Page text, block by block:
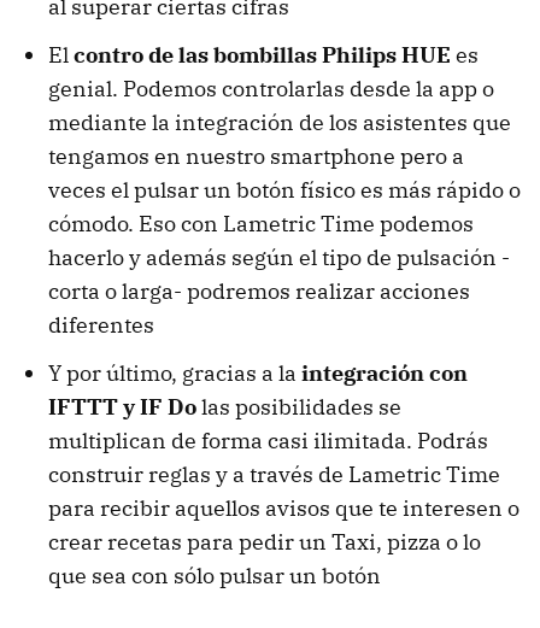
al superar ciertas cifras
Elcontro de las bombillas Philips HUE es
genial. Podemos controlarlas desde la app o
mediante la integración de los asistentes que
tengamos en nuestro smartphone pero a
veces el pulsar un botón físico es más rápido o
cómodo. Eso con Lametric Time podemos
hacerlo y además según el tipo de pulsación -
corta o larga- podremos realizar acciones
diferentes
Y por último, gracias a la integración con
IFTTT y IF Dolas posibilidades se
multiplican de forma casi ilimitada. Podrás
construir reglas y a través de Lametric Time
para recibir aquellos avisos que te interesen o
crear recetas para pedir un Taxi, pizza o lo
que sea con sólo pulsar un botón